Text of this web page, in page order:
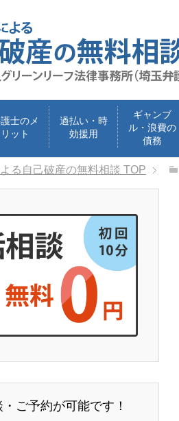
士のメ
リット
過払い・時
効援用
ギャンブ
ル・浪費の
債務
る自己破産の無料相談 TOP
ご予約が可能です！